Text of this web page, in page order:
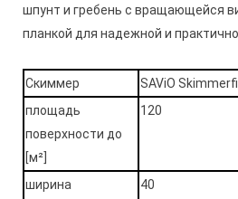
шпунт и гребень с вращающейся
планкой для надежной и
Скиммер
SAViO
площадь
поверхности до
[м²]
120
ширина 40